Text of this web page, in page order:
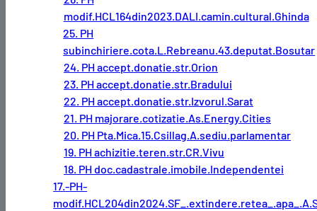
17.-PH-
18. PH doc.cadastrale.imobile.Independentei
19. PH achizitie.teren.str.CR.Vivu
20. PH Pta.Mica.15.Csillag.A.sediu.parlamentar
21. PH majorare.cotizatie.As.Energy.Cities
22. PH accept.donatie.str.Izvorul.Sarat
23. PH accept.donatie.str.Bradului
24. PH accept.donatie.str.Orion
25. PH
subinchiriere.cota.L.Rebreanu.43.deputat.Bosutar
modif.HCL164din2023.DALI.camin.cultural.Ghinda